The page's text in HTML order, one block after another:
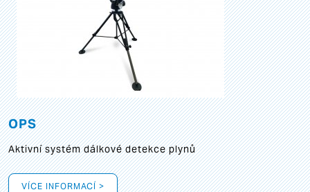
OPS
Aktivní systém dálkové detekce plynů
VÍCE INFORMACÍ >